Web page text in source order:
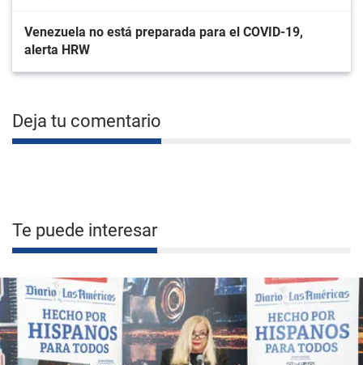
Venezuela no está preparada para el COVID-19,
alerta HRW
Deja tu comentario
Te puede interesar